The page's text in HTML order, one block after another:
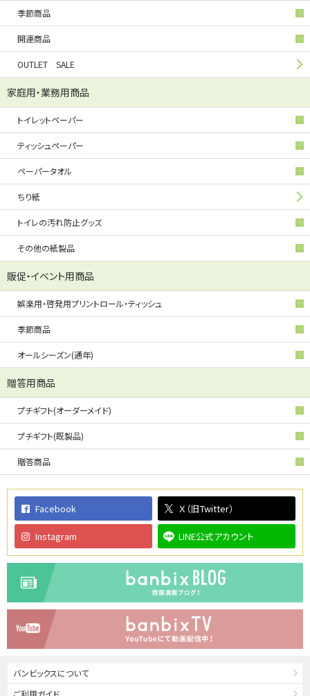
季節商品
開運商品
OUTLET SALE
家庭用・業務用商品
トイレットペーパー
ティッシュペーパー
ペーパータオル
ちり紙
トイレの汚れ防止グッズ
その他の紙製品
販促・イベント用商品
娯楽用・啓発用プリントロール・ティッシュ
季節商品
オールシーズン(通年)
贈答用商品
プチギフト(オーダーメイド)
プチギフト(既製品)
贈答商品
Facebook Ｘ（旧Twitter）
Instagram LINE公式アカウント
バンビックスについて